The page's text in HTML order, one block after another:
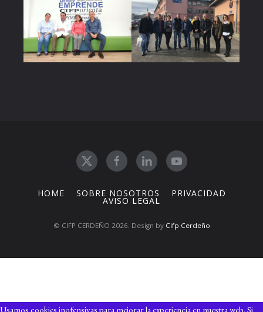
HOME SOBRE NOSOTROS PRIVACIDAD
AVISO LEGAL
© CIFP CERDEÑO 2026. Design by Cifp Cerdeño
Usamos cookies inofensivas para mejorar la experiencia en nuestra web. Si